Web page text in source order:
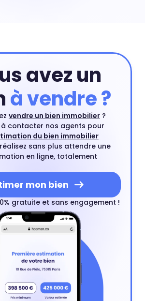
avez un
à vendre ?
vendre un bien immobilier ?
à contacter nos agents pour
du bien immobilier
sans plus attendre une
en ligne, totalement
mon bien
gratuite et sans engagement !